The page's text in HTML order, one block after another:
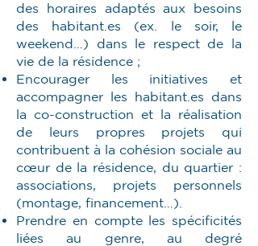
des horaires adaptés aux besoins
des habitant.es (ex. le soir, le
weekend…) dans le respect de la
vie de la résidence ;
Encourager les initiatives et
accompagner les habitant.es dans
la co-construction et la réalisation
de leurs propres projets qui
contribuent à la cohésion sociale au
cœur de la résidence, du quartier :
associations, projets personnels
(montage, financement…).
Prendre en compte les spécificités
liées au genre, au degré